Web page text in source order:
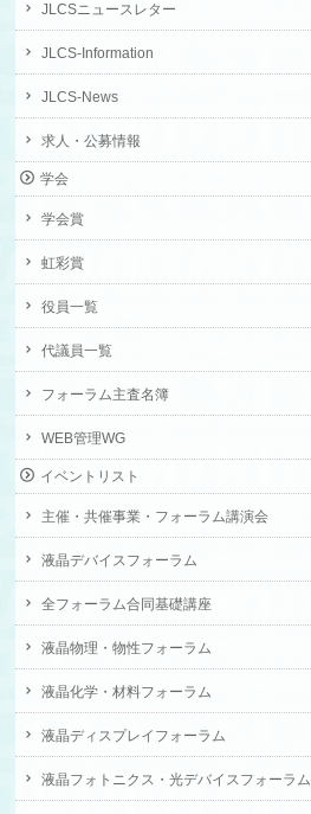
JLCSニュースレター
JLCS-Information
JLCS-News
求人・公募情報
学会
学会賞
虹彩賞
役員一覧
代議員一覧
フォーラム主査名簿
WEB管理WG
イベントリスト
主催・共催事業・フォーラム講演会
液晶デバイスフォーラム
全フォーラム合同基礎講座
液晶物理・物性フォーラム
液晶化学・材料フォーラム
液晶ディスプレイフォーラム
液晶フォトニクス・光デバイスフォーラム